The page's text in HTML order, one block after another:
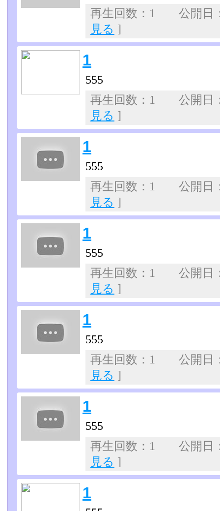
再生回数：1 公開
見る ]
1
555
再生回数：1 公開
見る ]
1
555
再生回数：1 公開
見る ]
1
555
再生回数：1 公開
見る ]
1
555
再生回数：1 公開
見る ]
1
555
再生回数：1 公開
見る ]
1